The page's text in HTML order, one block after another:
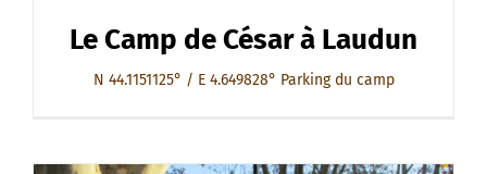
Le Camp de César à Laudun
N 44.1151125° / E 4.649828° Parking du camp